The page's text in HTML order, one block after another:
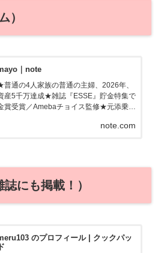
）
｜note
普通の4人家族の普通の主婦、2026年、
産5千万達成★雑誌『ESSE』貯金特集で
賞受賞／Amebaチョイス監修★元添乗
親近感わく記事を書きます！ブログ「ため
note.com
にも掲載！）
のプロフィール | クックパッ
ド